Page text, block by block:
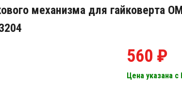
механизма для гайковерта
560 ₽
Цена указана